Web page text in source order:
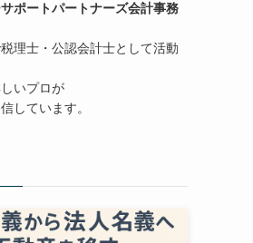
ポートパートナーズ会計事務
理士・公認会計士として活動
いプロが
しています。